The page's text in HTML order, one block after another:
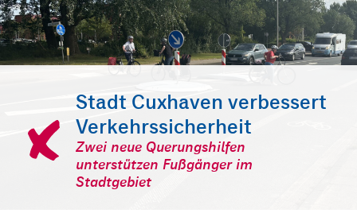
Stadt Cuxhaven verbessert
Verkehrssicherheit
Zwei neue Querungshilfen
unterstützen Fußgänger im
Stadtgebiet